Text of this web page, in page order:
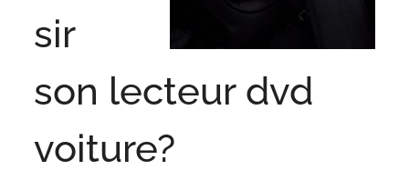
sir
son lecteur dvd
voiture?